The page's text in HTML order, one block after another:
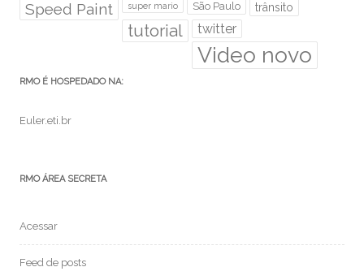
Speed Paint super mario São Paulo trânsito
tutorial twitter
Video novo
RMO É HOSPEDADO NA:
Euler.eti.br
RMO ÁREA SECRETA
Acessar
Feed de posts